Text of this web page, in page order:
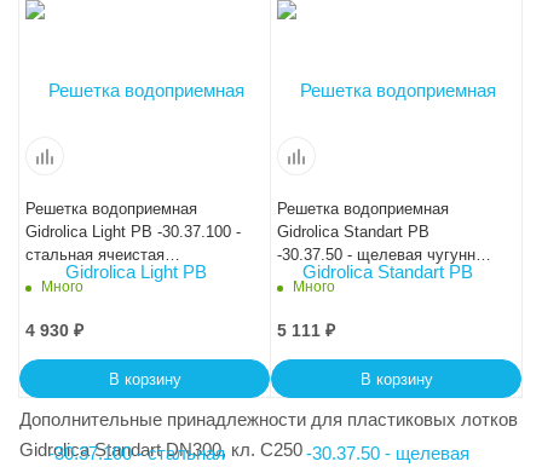
Решетка водоприемная
Gidrolica Light РВ -30.37.100 -
стальная ячеистая
оцинкованная, кл. А15
Много
4 930 ₽
В корзину
Решетка водоприемная
Gidrolica Standart РВ
-30.37.50 - щелевая чугунная
ВЧ, кл. С250
Много
5 111 ₽
В корзину
Дополнительные принадлежности для пластиковых лотков
Gidrolica Standart DN300, кл. C250